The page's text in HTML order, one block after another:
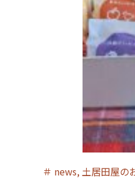
＃ news, 土居田屋の